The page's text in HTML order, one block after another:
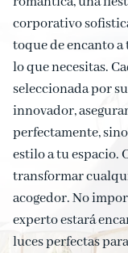
Deco
Combos
corporativo
toque de encanto
lo que necesitas.
seleccionada por
innovador,
perfectamente,
estilo a tu espacio.
transformar
acogedor. No
experto estará
luces perfectas